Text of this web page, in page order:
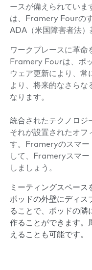
ースが備えられてい
は、Framery Fourの
ADA（米国障害者法）
ワークプレースに革命
Framery Fourは、ポ
ウェア更新により、常
より、将来的なさらな
なります。
統合されたテクノロジ
それが設置されたオフ
す。Frameryのスマー
して、Frameryスマー
しましょう。
ミーティングスペース
ポッドの外壁にディス
ることで、ポッドの隣
作ることができます。
えることも可能です。